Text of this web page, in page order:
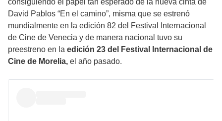
consiguiendo el papel tan esperado de la nueva cinta de
David Pablos “En el camino”, misma que se estrenó
mundialmente en la edición 82 del Festival Internacional
de Cine de Venecia y de manera nacional tuvo su
preestreno en la edición 23 del Festival Internacional de
Cine de Morelia, el año pasado.